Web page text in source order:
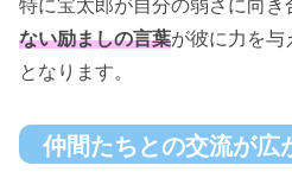
特に宝太郎が自分の弱さに向き
ない励ましの言葉が彼に力を与
となります。
仲間たちとの交流が広